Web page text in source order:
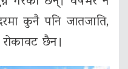
कुनै पनि जातजाति,
रोकावट छैन।